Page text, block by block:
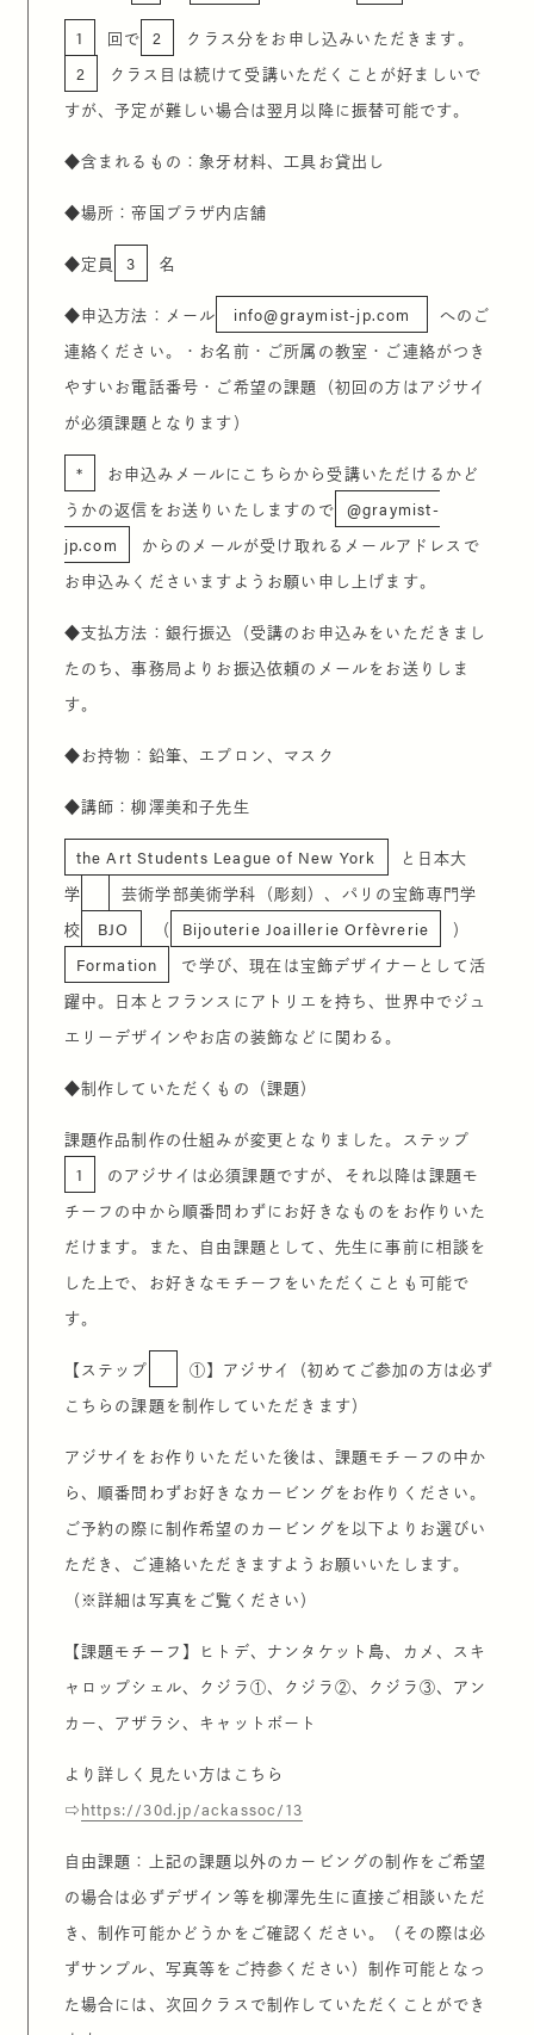
1 回で 2
クラス分をお申し込みいただきます。
2
クラス目は続けて受講いただくことが好ましいで
すが、予定が難しい場合は翌月以降に振替可能です。
◆含まれるもの：象牙材料、工具お貸出し
◆場所：帝国プラザ内店舗
◆定員 3 名
◆申込方法：メール info@graymist-jp.com
へのご
連絡ください。・お名前・ご所属の教室・ご連絡がつき
やすいお電話番号・ご希望の課題（初回の方はアジサイ
が必須課題となります）
*
お申込みメールにこちらから受講いただけるかど
うかの返信をお送りいたしますので @graymist-
jp.com
からのメールが受け取れるメールアドレスで
お申込みくださいますようお願い申し上げます。
◆支払方法：銀行振込（受講のお申込みをいただきまし
たのち、事務局よりお振込依頼のメールをお送りしま
す。
◆お持物：鉛筆、エプロン、マスク
◆講師：柳澤美和子先生
the Art Students League of New York
と日本大
学
芸術学部美術学科（彫刻）、パリの宝飾専門学
校
BJO （ Bijouterie Joaillerie Orfèvrerie
）
Formation
で学び、現在は宝飾デザイナーとして活
躍中。日本とフランスにアトリエを持ち、世界中でジュ
エリーデザインやお店の装飾などに関わる。
◆制作していただくもの（課題）
課題作品制作の仕組みが変更となりました。ステップ
1
のアジサイは必須課題ですが、それ以降は課題モ
チーフの中から順番問わずにお好きなものをお作りいた
だけます。また、自由課題として、先生に事前に相談を
した上で、お好きなモチーフをいただくことも可能で
す。
【ステップ
①】アジサイ（初めてご参加の方は必ず
こちらの課題を制作していただきます）
アジサイをお作りいただいた後は、課題モチーフの中か
ら、順番問わずお好きなカービングをお作りください。
ご予約の際に制作希望のカービングを以下よりお選びい
ただき、ご連絡いただきますようお願いいたします。
（※詳細は写真をご覧ください）
【課題モチーフ】ヒトデ、ナンタケット島、カメ、スキ
ャロップシェル、クジラ①、クジラ②、クジラ③、アン
カー、アザラシ、キャットボート
より詳しく見たい方はこちら
⇨https://30d.jp/ackassoc/13
自由課題：上記の課題以外のカービングの制作をご希望
の場合は必ずデザイン等を柳澤先生に直接ご相談いただ
き、制作可能かどうかをご確認ください。（その際は必
ずサンプル、写真等をご持参ください）制作可能となっ
た場合には、次回クラスで制作していただくことができ